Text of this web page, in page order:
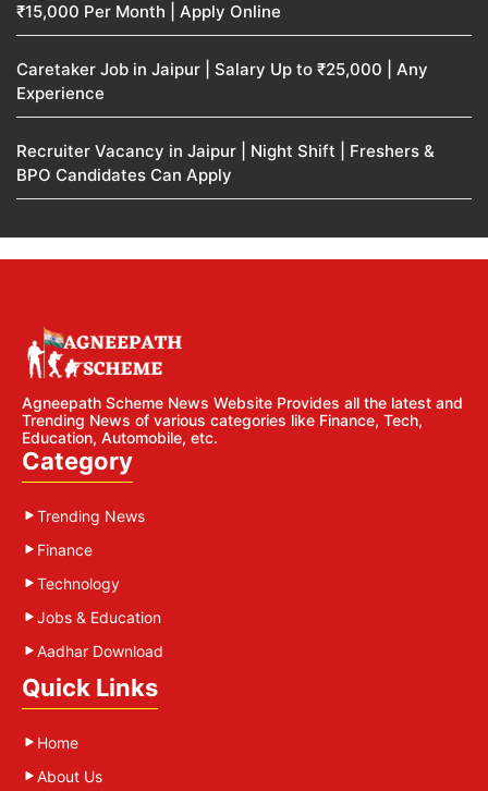
₹15,000 Per Month | Apply Online
Caretaker Job in Jaipur | Salary Up to ₹25,000 | Any
Experience
Recruiter Vacancy in Jaipur | Night Shift | Freshers &
BPO Candidates Can Apply
Agneepath Scheme News Website Provides all the latest and
Trending News of various categories like Finance, Tech,
Education, Automobile, etc.
Category
Trending News
Finance
Technology
Jobs & Education
Aadhar Download
Quick Links
Home
About Us